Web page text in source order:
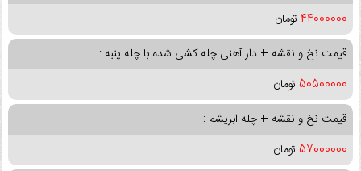
44000000 تومان
قیمت نخ و نقشه + دار آهنی چله کشی شده با چله پنبه :
50500000 تومان
قیمت نخ و نقشه + چله ابریشم :
57000000 تومان